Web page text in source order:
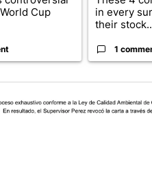
Cup
in every
their
1